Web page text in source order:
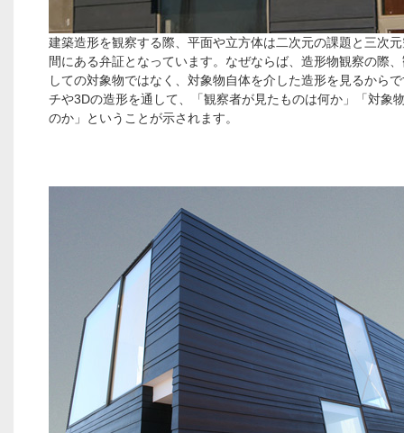
建築造形を観察する際、平面や立方体は二次元の課題と三次
間にある弁証となっています。なぜならば、造形物観察の際
しての対象物ではなく、対象物自体を介した造形を見るから
チや3Dの造形を通して、「観察者が見たものは何か」「対象
のか」ということが示されます。